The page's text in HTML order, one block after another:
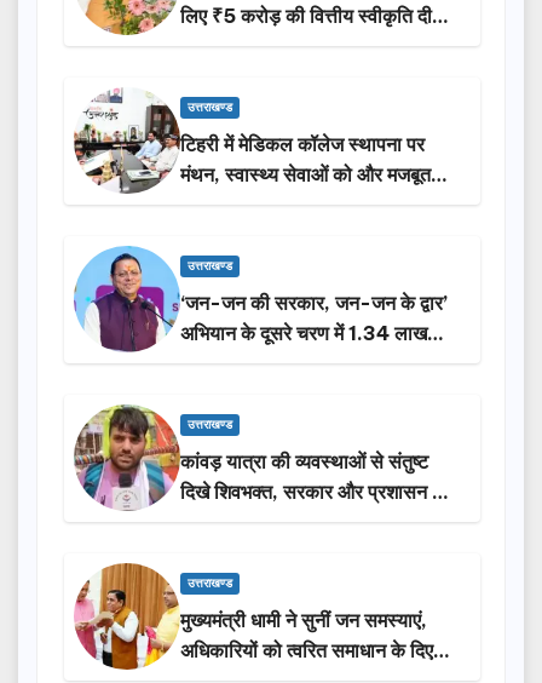
लिए ₹5 करोड़ की वित्तीय स्वीकृति दी…
उत्तराखण्ड
टिहरी में मेडिकल कॉलेज स्थापना पर
मंथन, स्वास्थ्य सेवाओं को और मजबूत
करेगी सरकार: मुख्यमंत्री धामी…
उत्तराखण्ड
‘जन-जन की सरकार, जन-जन के द्वार’
अभियान के दूसरे चरण में 1.34 लाख
लोगों की भागीदारी…
उत्तराखण्ड
कांवड़ यात्रा की व्यवस्थाओं से संतुष्ट
दिखे शिवभक्त, सरकार और प्रशासन की
सराहना…
उत्तराखण्ड
मुख्यमंत्री धामी ने सुनीं जन समस्याएं,
अधिकारियों को त्वरित समाधान के दिए